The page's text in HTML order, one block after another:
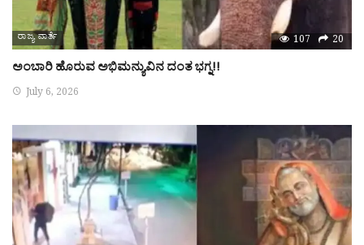
ರಾಜ್ಯ ವಾರ್ತೆ 107 20
ಅಂಬಾರಿ ಹೊರುವ ಅಭಿಮನ್ಯುವಿನ ದಂತ ಭಗ್ನ!!
July 6, 2026